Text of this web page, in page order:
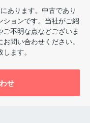
あります。中古であり
ションです。当社がご紹
不明な点などございま
問い合わせください。
ます。
せ